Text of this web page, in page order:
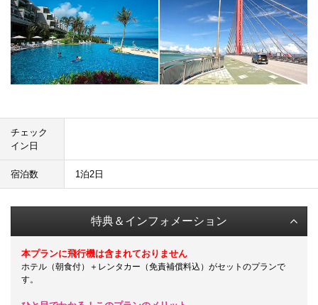
チェック
イン日
宿泊数 1泊2日
特典＆インフォメーション
本プランに飛行機は含まれておりません
ホテル（朝食付）＋レンタカー（免責補償料込）がセットのプランで
す。